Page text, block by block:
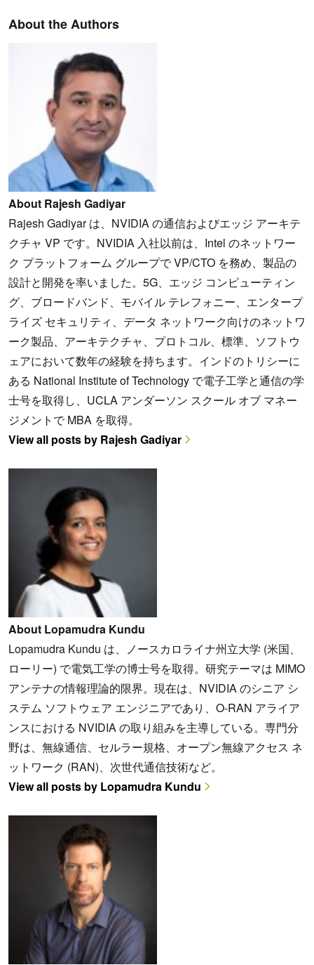
About the Authors
About Rajesh Gadiyar
Rajesh Gadiyar は、NVIDIA の通信およびエッジ アーキテ
クチャ VP です。NVIDIA 入社以前は、Intel のネットワー
ク プラットフォーム グループで VP/CTO を務め、製品の
設計と開発を率いました。5G、エッジ コンピューティン
グ、ブロードバンド、モバイル テレフォニー、エンタープ
ライズ セキュリティ、データ ネットワーク向けのネットワ
ーク製品、アーキテクチャ、プロトコル、標準、ソフトウ
ェアにおいて数年の経験を持ちます。インドのトリシーに
ある National Institute of Technology で電子工学と通信の学
士号を取得し、UCLA アンダーソン スクール オブ マネー
ジメントで MBA を取得。
View all posts by Rajesh Gadiyar
About Lopamudra Kundu
Lopamudra Kundu は、ノースカロライナ州立大学 (米国、
ローリー) で電気工学の博士号を取得。研究テーマは MIMO
アンテナの情報理論的限界。現在は、NVIDIA のシニア シ
ステム ソフトウェア エンジニアであり、O-RAN アライア
ンスにおける NVIDIA の取り組みを主導している。専門分
野は、無線通信、セルラー規格、オープン無線アクセス ネ
ットワーク (RAN)、次世代通信技術など。
View all posts by Lopamudra Kundu